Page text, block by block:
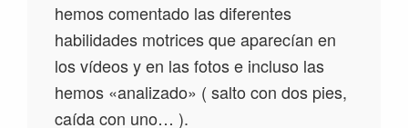
hemos comentado las diferentes
habilidades motrices que aparecían en
los vídeos y en las fotos e incluso las
hemos «analizado» ( salto con dos pies,
caída con uno… ).